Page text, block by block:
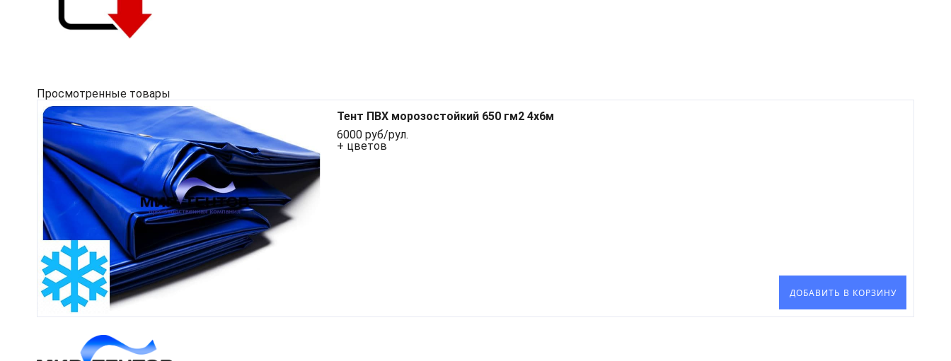
Просмотренные товары
Тент ПВХ морозостойкий 650 гм2 4х6м
6000 руб/рул.
+ цветов